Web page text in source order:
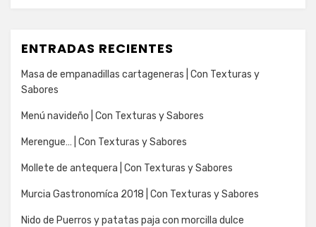
ENTRADAS RECIENTES
Masa de empanadillas cartageneras | Con Texturas y
Sabores
Menú navideño | Con Texturas y Sabores
Merengue… | Con Texturas y Sabores
Mollete de antequera | Con Texturas y Sabores
Murcia Gastronomíca 2018 | Con Texturas y Sabores
Nido de Puerros y patatas paja con morcilla dulce